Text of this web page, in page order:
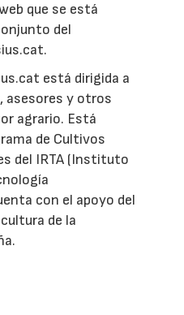
que se está
del
está dirigida a
asesores y otros
agrario. Está
de Cultivos
del IRTA (Instituto
con el apoyo del
de la